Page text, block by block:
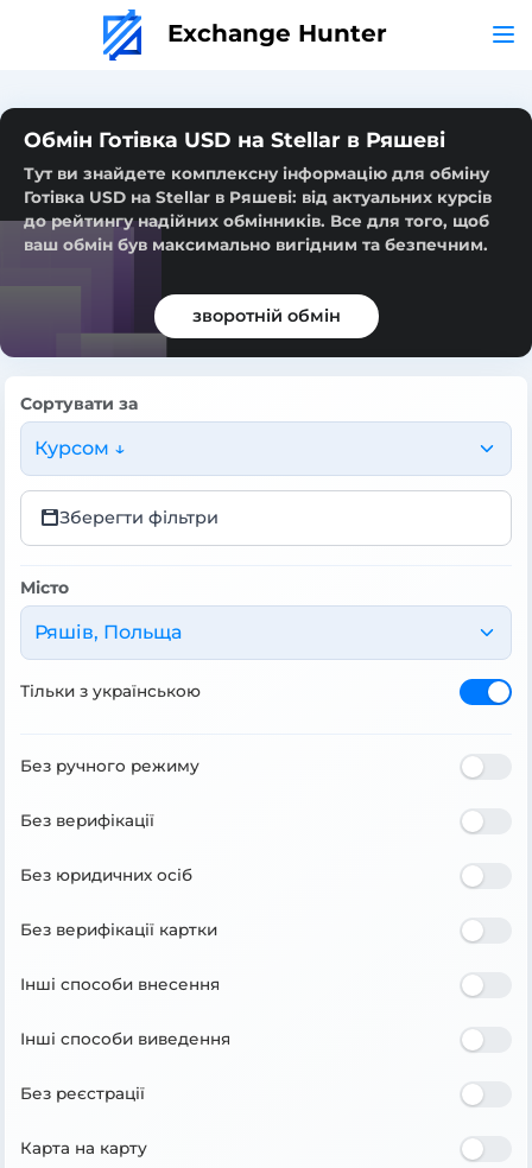
Exchange Hunter
Обмін Готівка USD на Stellar в Ряшеві
Тут ви знайдете комплексну інформацію для обміну
Готівка USD на Stellar в Ряшеві: від актуальних курсів
до рейтингу надійних обмінників. Все для того, щоб
ваш обмін був максимально вигідним та безпечним.
зворотній обмін
Сортувати за
Курсом ↓
Зберегти фільтри
Місто
Ряшів, Польща
Тільки з українською
Без ручного режиму
Без верифікації
Без юридичних осіб
Без верифікації картки
Інші способи внесення
Інші способи виведення
Без реєстрації
Карта на карту